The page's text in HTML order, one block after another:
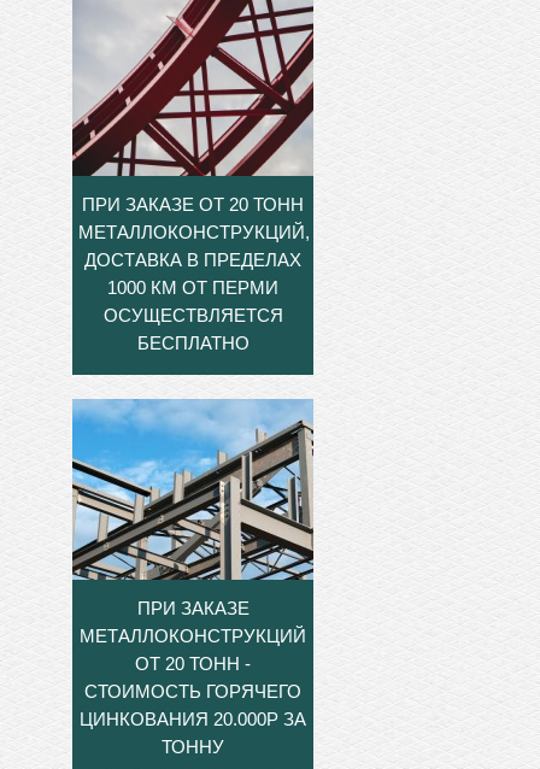
ПРИ ЗАКАЗЕ ОТ 20 ТОНН
МЕТАЛЛОКОНСТРУКЦИЙ,
ДОСТАВКА В ПРЕДЕЛАХ
1000 КМ ОТ ПЕРМИ
ОСУЩЕСТВЛЯЕТСЯ
БЕСПЛАТНО
ПРИ ЗАКАЗЕ
МЕТАЛЛОКОНСТРУКЦИЙ
ОТ 20 ТОНН -
СТОИМОСТЬ ГОРЯЧЕГО
ЦИНКОВАНИЯ 20.000Р ЗА
ТОННУ